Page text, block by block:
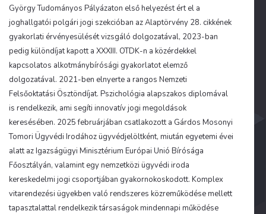
György Tudományos Pályázaton első helyezést ért el a
joghallgatói polgári jogi szekcióban az Alaptörvény 28. cikkének
gyakorlati érvényesülését vizsgáló dolgozatával, 2023-ban
pedig különdíjat kapott a XXXIII. OTDK-n a közérdekkel
kapcsolatos alkotmánybírósági gyakorlatot elemző
dolgozatával. 2021-ben elnyerte a rangos Nemzeti
Felsőoktatási Ösztöndíjat. Pszichológia alapszakos diplomával
is rendelkezik, ami segíti innovatív jogi megoldások
keresésében. 2025 februárjában csatlakozott a Gárdos Mosonyi
Tomori Ügyvédi Irodához ügyvédjelöltként, miután egyetemi évei
alatt az Igazságügyi Minisztérium Európai Unió Bírósága
Főosztályán, valamint egy nemzetközi ügyvédi iroda
kereskedelmi jogi csoportjában gyakornokoskodott. Komplex
vitarendezési ügyekben való rendszeres közreműködése mellett
tapasztalattal rendelkezik társaságok mindennapi működése